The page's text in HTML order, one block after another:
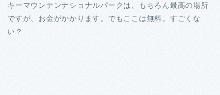
キーマウンテンナショナルパークは、もちろん最高の場所
ですが、お金がかかります。でもここは無料。すごくな
い？